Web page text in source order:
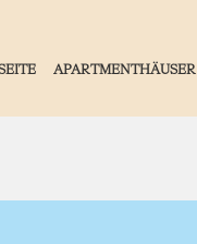
APARTMENTHÄUSER